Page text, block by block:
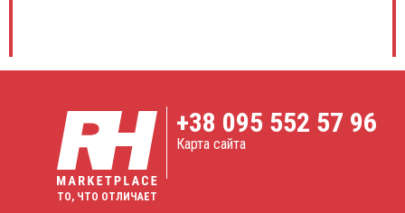
ТО, ЧТО ОТЛИЧАЕТ
+38 095 552 57 96
Карта сайта